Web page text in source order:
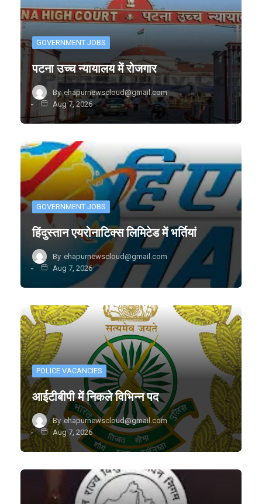
GOVERNMENT JOBS
पटना उच्च न्यायालय में रोजगार
By ehapurnewscloud@gmail.com
Aug 7, 2026
GOVERNMENT JOBS
हिंदुस्तान एयरोनाटिक्स लिमिटेड में भर्तियां
By ehapurnewscloud@gmail.com
Aug 7, 2026
POLICE VACANCIES
आईटीबीपी में निकले विभिन्न पद
By ehapurnewscloud@gmail.com
Aug 7, 2026